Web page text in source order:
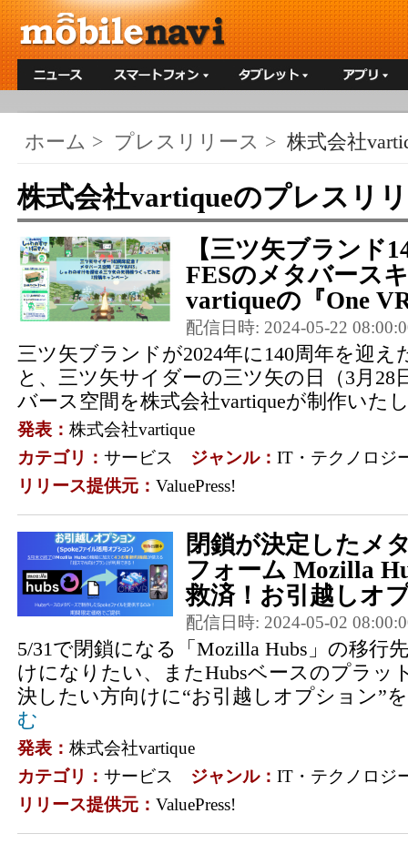
ホーム > プレスリリース > 株式会社
株式会社vartiqueのプレスリ
【三ツ矢ブランド
FESのメタバース
vartiqueの『One
配信日時: 2024-05-22
三ツ矢ブランドが2024年に140周年を迎え
と、三ツ矢サイダーの三ツ矢の日（3月28
バース空間を株式会社vartiqueが制作いた
発表： 株式会社vartique
カテゴリ： サービス ジャンル： IT・テクノロジ
リリース提供元： ValuePress!
閉鎖が決定したメ
フォーム Mozilla
救済！お引越しオ
配信日時: 2024-05-02
5/31で閉鎖になる「Mozilla Hubs」の移行
けになりたい、またHubsベースのプラッ
決したい方向けに“お引越しオプション”
む
発表： 株式会社vartique
カテゴリ： サービス ジャンル： IT・テクノロジ
リリース提供元： ValuePress!